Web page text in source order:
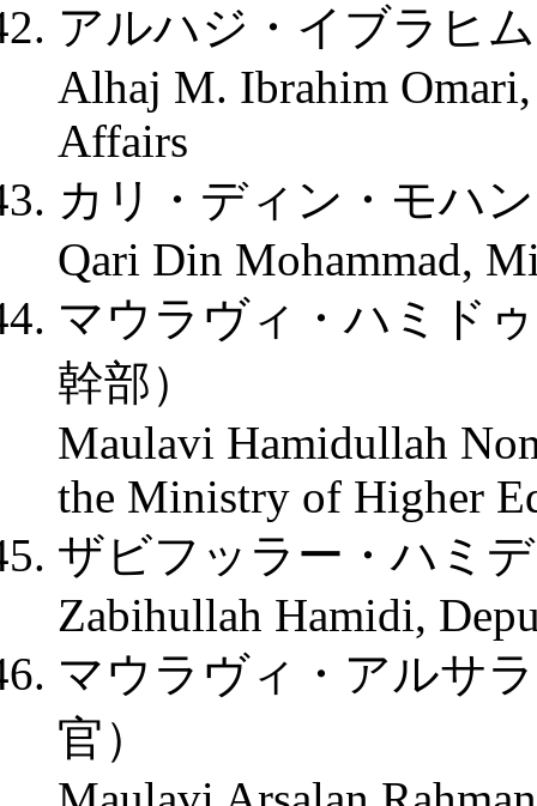
アルハジ・イブラヒ
Alhaj M. Ibrahim
Affairs
カリ・ディン・モハ
Qari Din Mohammad,
マウラヴィ・ハミド
幹部）
Maulavi Hamidullah
the Ministry of Higher
ザビフッラー・ハミ
Zabihullah Hamidi,
マウラヴィ・アルサ
官）